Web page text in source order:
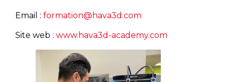
Email : formation@hava3d.com
Site web : www.hava3d-academy.com